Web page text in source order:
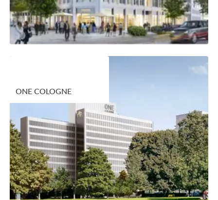
ONE COLOGNE